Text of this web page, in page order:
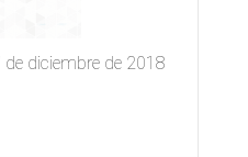
diciembre de 2018